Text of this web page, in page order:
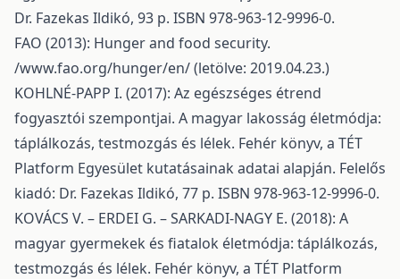
Dr. Fazekas Ildikó, 93 p. ISBN 978-963-12-9996-0.
FAO (2013): Hunger and food security.
/www.fao.org/hunger/en/ (letölve: 2019.04.23.)
KOHLNÉ-PAPP I. (2017): Az egészséges étrend
fogyasztói szempontjai. A magyar lakosság életmódja:
táplálkozás, testmozgás és lélek. Fehér könyv, a TÉT
Platform Egyesület kutatásainak adatai alapján. Felelős
kiadó: Dr. Fazekas Ildikó, 77 p. ISBN 978-963-12-9996-0.
KOVÁCS V. – ERDEI G. – SARKADI-NAGY E. (2018): A
magyar gyermekek és fiatalok életmódja: táplálkozás,
testmozgás és lélek. Fehér könyv, a TÉT Platform